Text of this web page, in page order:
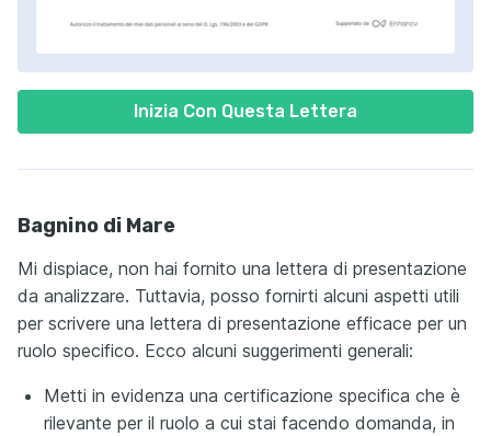
Inizia Con Questa Lettera
Bagnino di Mare
Mi dispiace, non hai fornito una lettera di presentazione
da analizzare. Tuttavia, posso fornirti alcuni aspetti utili
per scrivere una lettera di presentazione efficace per un
ruolo specifico. Ecco alcuni suggerimenti generali:
Metti in evidenza una certificazione specifica che è
rilevante per il ruolo a cui stai facendo domanda, in